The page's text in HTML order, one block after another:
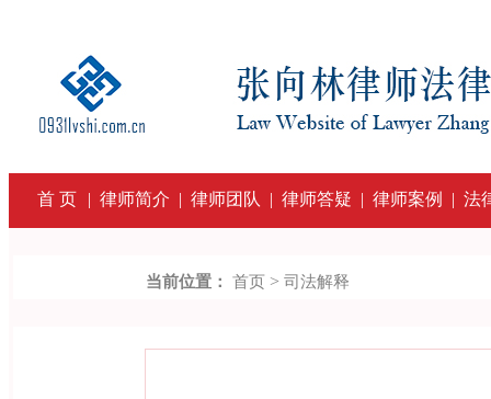
首 页 | 律师简介 | 律师团队 | 律师答疑 | 律师案例 | 法
当前位置： 首页 > 司法解释